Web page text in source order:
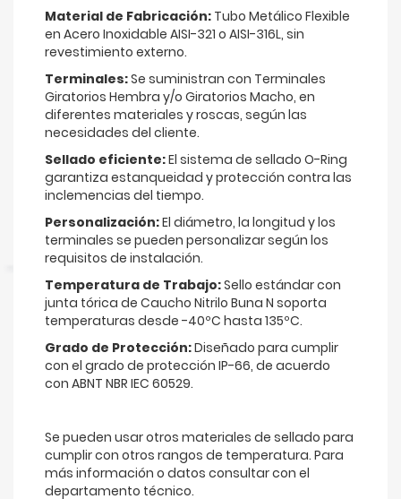
Material de Fabricación: Tubo Metálico Flexible
en Acero Inoxidable AISI-321 o AISI-316L, sin
revestimiento externo.
Terminales:Se suministran con Terminales
Giratorios Hembra y/o Giratorios Macho, en
diferentes materiales y roscas, según las
necesidades del cliente.
Sellado eficiente:El sistema de sellado O-Ring
garantiza estanqueidad y protección contra las
inclemencias del tiempo.
Personalización:El diámetro, la longitud y los
terminales se pueden personalizar según los
requisitos de instalación.
Temperatura de Trabajo:Sello estándar con
junta tórica de Caucho Nitrilo Buna N soporta
temperaturas desde -40ºC hasta 135ºC.
Grado de Protección:Diseñado para cumplir
con el grado de protección IP-66, de acuerdo
con ABNT NBR IEC 60529.
Se pueden usar otros materiales de sellado para
cumplir con otros rangos de temperatura. Para
más información o datos consultar con el
departamento técnico.